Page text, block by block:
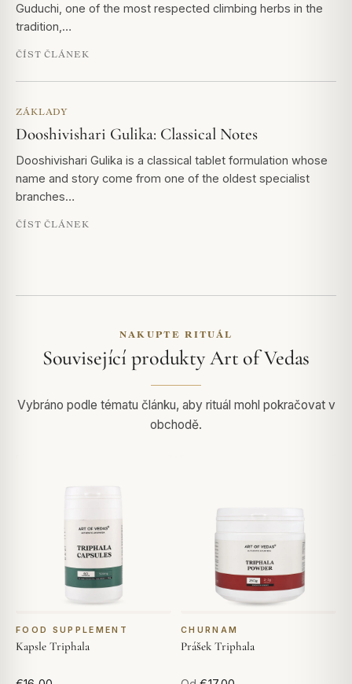
Guduchi, one of the most respected climbing herbs in the
tradition,…
ČÍST ČLÁNEK
ZÁKLADY
Dooshivishari Gulika: Classical Notes
Dooshivishari Gulika is a classical tablet formulation whose
name and story come from one of the oldest specialist
branches…
ČÍST ČLÁNEK
NAKUPTE RITUÁL
Související produkty Art of Vedas
Vybráno podle tématu článku, aby rituál mohl pokračovat v
obchodě.
FOOD SUPPLEMENT
Kapsle Triphala
CHURNAM
Prášek Triphala